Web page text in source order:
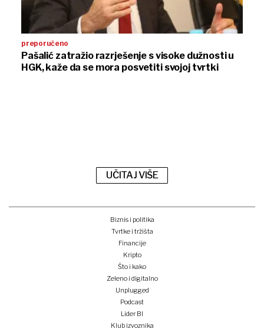
preporučeno
Pašalić zatražio razrješenje s visoke dužnosti u
HGK, kaže da se mora posvetiti svojoj tvrtki
UČITAJ VIŠE
Biznis i politika
Tvrtke i tržišta
Financije
Kripto
Što i kako
Zeleno i digitalno
Unplugged
Podcast
Lider BI
Klub izvoznika